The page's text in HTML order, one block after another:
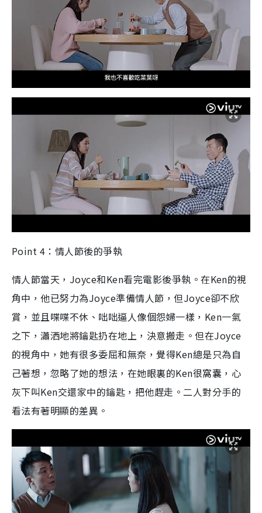
Point 4：情人節後的爭執
情人節當天，Joyce和Ken看完電影後爭執。在Ken的視
角中，他已努力為Joyce準備情人節，但Joyce卻不欣
賞，並且喋喋不休、咄咄逼人像個怨婦一樣，Ken一氣
之下，瀟洒地將鑰匙扔在地上，決意搬走。但在Joyce
的視角中，她有很多委屈和無奈，覺得Ken總是只為自
己著想，忽略了她的想法，在她眼裏的Ken很窩囊，心
灰下叫Ken交還家中的鑰匙，把他趕走。二人對分手的
看法有著明顯的差異。